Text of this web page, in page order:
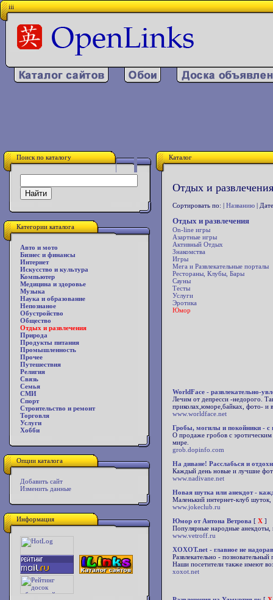
iii
Поиск по каталогу
Категории каталога
Авто и мото
Бизнес и финансы
Интернет
Искусство и культура
Компьютер
Медицина и здоровье
Музыка
Наука и образование
Непознаное
Обустройство
Общество
Отдых и развлечения
Природа
Продукты питания
Промышленность
Прочее
Путешествия
Религия
Связь
Семья
СМИ
Спорт
Строительство и ремонт
Торговля
Услуги
Хобби
Опции каталога
Добавить сайт
Изменить данные
Информация
Каталог
Отдых и
Сортировать по: | Названию |
Отдых и развлечения
On-line игры
Азартные игры
Активный Отдых
Знакомства
Игры
Мега и Развлекательные порталы
Рестораны, Клубы, Бары
Сауны
Тесты
Услуги
Эротика
Юмор
WorldFace - развлекательно-
Лечим от депресси -недорого.
приколах,юморе,байках, фото- и
www.worldface.net
Гробы, могилы и покойники - с
О продаже гробов с
мире.
grob.dopinfo.com
На диване! Расслабься и
Каждый день новые и лучшие
www.nadivane.net
Новая шутка или анекдот -
Маленький интернет-клуб шуток,
www.jokeclub.ru
Юмор от Антона Ветрова [ X ]
Популярные народные анекдоты,
www.vetroff.ru
XOXOT.net - главное не
Развлекательно -
Наши посетители также имеют
xoxot.net